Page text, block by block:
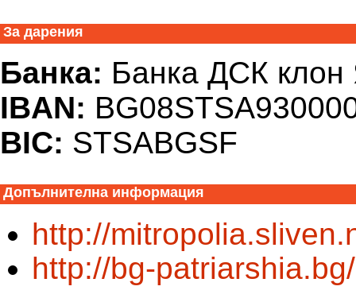
За дарения
Банка: Банка ДСК
IBAN:
BIC: STSABGSF
Допълнителна информация
http://
http://bg-